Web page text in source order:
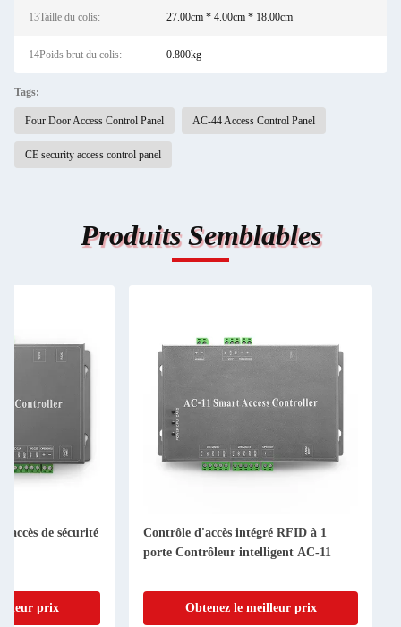
13Taille du colis: 27.00cm * 4.00cm * 18.00cm
14Poids brut du colis: 0.800kg
Tags:
Four Door Access Control Panel AC-44 Access Control Panel
CE security access control panel
Produits Semblables
de sécurité
prix
Contrôle d'accès intégré RFID à 1
porte Contrôleur intelligent AC-11
Obtenez le meilleur prix